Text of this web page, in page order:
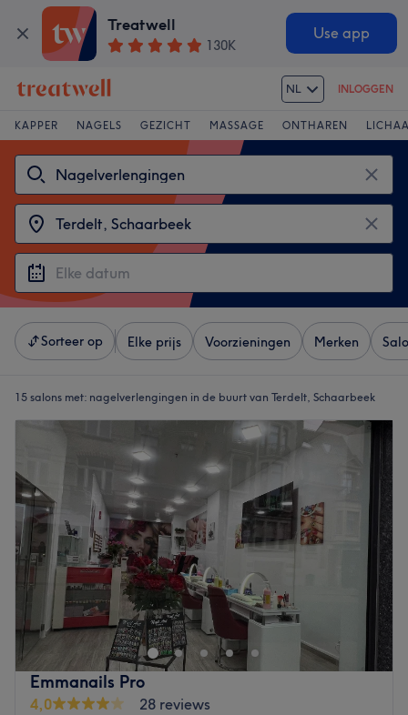
Treatwell
130K
Use app
NL INLOGGEN
KAPPER NAGELS GEZICHT MASSAGE ONTHAREN
Sorteer op Elke prijs Voorzieningen Merken
15 salons met: nagelverlengingen in de buurt van Terdelt, Schaarbeek
Emmanails Pro
4,0
28 reviews